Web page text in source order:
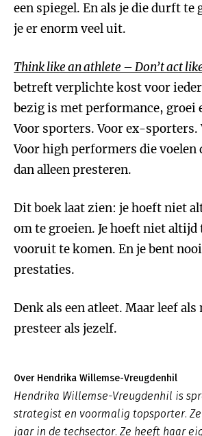
een spiegel. En als je die durft te
je er enorm veel uit.
Think like an athlete – Don’t act
betreft verplichte kost voor
bezig is met performance, groei
Voor sporters. Voor ex-sporters.
Voor high performers die voelen
dan alleen presteren.
Dit boek laat zien: je hoeft niet
om te groeien. Je hoeft niet altijd
vooruit te komen. En je bent
prestaties.
Denk als een atleet. Maar leef als
presteer als jezelf.
Over Hendrika Willemse-Vreugdenhil
Hendrika Willemse-Vreugdenhil is
strategist en voormalig topsporter.
jaar in de techsector. Ze heeft haar